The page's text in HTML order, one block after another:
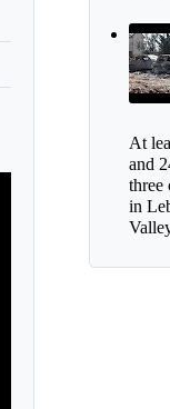
At
and
three
in